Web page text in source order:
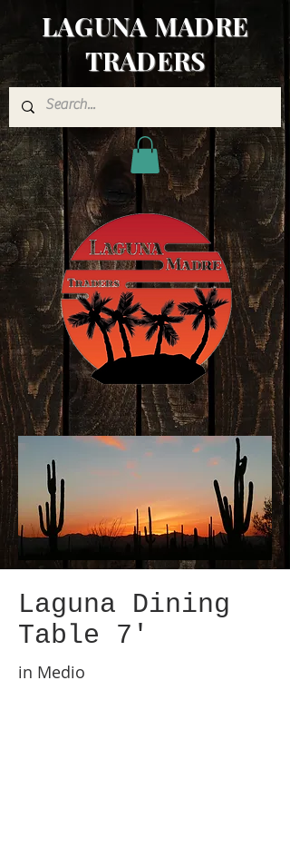
LAGUNA MADRE
TRADERS
Laguna Dining
Table 7'
in Medio